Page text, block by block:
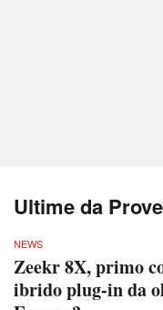
Ultime da Prove
NEWS
Zeekr 8X, primo
ibrido plug-in da